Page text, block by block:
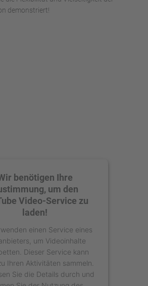
demonstriert!
benötigen Ihre
um den
Video-Service zu
laden!
einen Service eines
um Videoinhalte
Dieser Service kann
Ihren Aktivitäten sammeln.
Sie die Details durch und